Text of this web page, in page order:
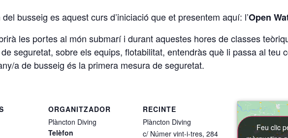
busseig es aquest curs d’iniciació que et presentem aquí: l’Open
les portes al món submarí i durant aquestes hores de classes
seguretat, sobre els equips, flotabilitat, entendràs què li passa al teu
a de busseig és la primera mesura de seguretat.
ORGANITZADOR
Plàncton Diving
Telèfon
RECINTE
Plàncton Diving
c/ Númer vint-i-tres, 284
Feu clic
Feu clic